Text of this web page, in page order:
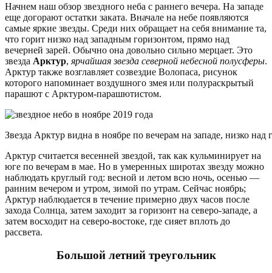
Начнем наш обзор звездного неба с раннего вечера. На западе
еще догорают остатки заката. Вначале на небе появляются
самые яркие звезды. Среди них обращает на себя внимание та,
что горит низко над западным горизонтом, прямо над
вечерней зарей. Обычно она довольно сильно мерцает. Это
звезда Арктур, ярчайшая звезда северной небесной полусферы.
Арктур также возглавляет созвездие Волопаса, рисунок
которого напоминает воздушного змея или полураскрытый
парашют с Арктуром-парашютистом.
Звезда Арктур видна в ноябре по вечерам на западе, низко
Арктур считается весенней звездой, так как кульминирует на
юге по вечерам в мае. Но в умеренных широтах звезду можно
наблюдать круглый год: весной и летом всю ночь, осенью —
ранним вечером и утром, зимой по утрам. Сейчас ноябрь;
Арктур наблюдается в течение примерно двух часов после
захода Солнца, затем заходит за горизонт на северо-западе, а
затем восходит на северо-востоке, где сияет вплоть до
рассвета.
Большой летний треугольник